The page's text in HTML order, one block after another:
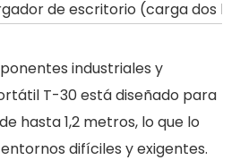
de escritorio (carga dos
industriales y
T-30 está diseñado para
hasta 1,2 metros, lo que lo
difíciles y exigentes.